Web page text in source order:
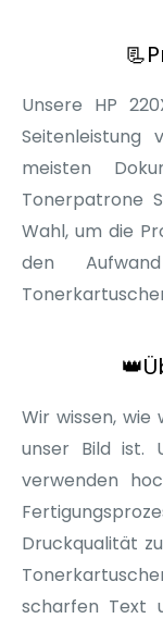
📃
Unsere HP
Seitenleistung
meisten
Tonerpatrone
Wahl, um die
den
👑
Wir wissen,
unser Bild ist.
verwenden
Druckqualität
scharfen Text